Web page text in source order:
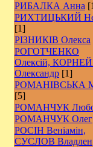
РИБАЛКА Анна
РИХТИЦЬКИЙ
[1]
РІЗНИКІВ Олекса
РОГОТЧЕНКО
Олексій,
Олександр [1]
РОМАНІВСЬКА
[5]
РОМАНЧУК
РОМАНЧУК Олег
РОСІН Веніамін,
СУСЛОВ Владлен